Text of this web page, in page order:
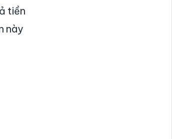
tiền
này